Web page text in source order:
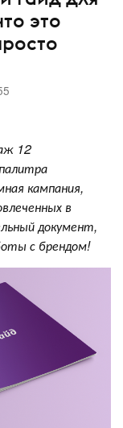
это
12
кампания,
в
документ,
с брендом!